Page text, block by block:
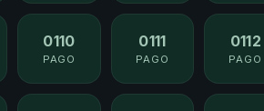
0110
PAGO
0111
PAGO
0112
PAGO